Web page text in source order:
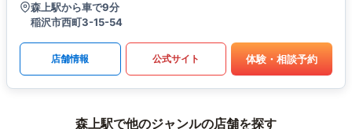
森上駅から車で9分
稲沢市西町3-15-54
店舗情報 公式サイト 体験・相談予約
森上駅で他のジャンルの店舗を探す